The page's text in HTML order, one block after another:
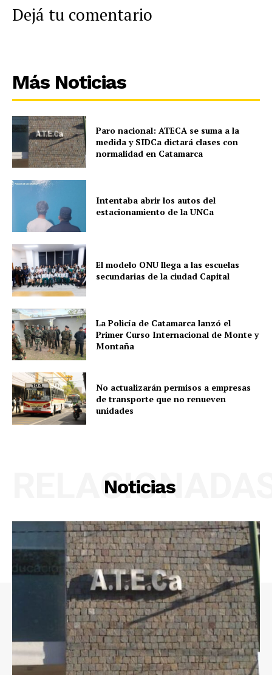
Dejá tu comentario
Más Noticias
Paro nacional: ATECA se suma a la
medida y SIDCa dictará clases con
normalidad en Catamarca
Intentaba abrir los autos del
estacionamiento de la UNCa
El modelo ONU llega a las escuelas
secundarias de la ciudad Capital
La Policía de Catamarca lanzó el
Primer Curso Internacional de Monte y
Montaña
No actualizarán permisos a empresas
de transporte que no renueven
unidades
Noticias